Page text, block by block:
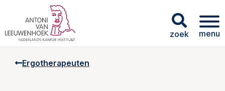
zoek menu
Ergotherapeuten